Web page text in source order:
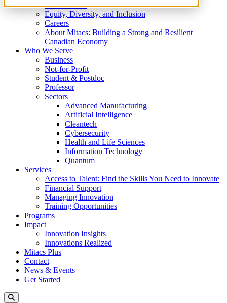
What We Do
Equity, Diversity, and Inclusion
Careers
About Mitacs: Building a Strong and Resilient
Canadian Economy
Who We Serve
Business
Not-for-Profit
Student & Postdoc
Professor
Sectors
Advanced Manufacturing
Artificial Intelligence
Cleantech
Cybersecurity
Health and Life Sciences
Information Technology
Quantum
Services
Access to Talent: Find the Skills You Need to Innovate
Financial Support
Managing Innovation
Training Opportunities
Programs
Impact
Innovation Insights
Innovations Realized
Mitacs Plus
Contact
News & Events
Get Started